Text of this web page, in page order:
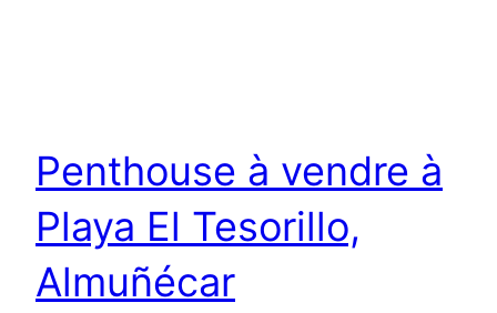
Penthouse à vendre à
Playa El Tesorillo,
Almuñécar